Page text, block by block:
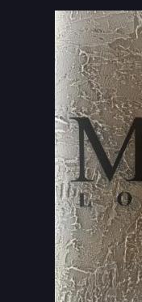
c
e
b
o
o
k
e